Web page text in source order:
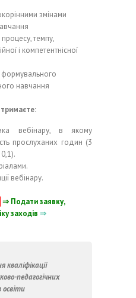
змінами
процесу, темпу,
і компетентнісної
навчання
вебінару, в якому
прослуханих годин (3
вебінару.
⇒ Подати заявку,
заходів ⇒
кваліфікації
педагогічних
освіти